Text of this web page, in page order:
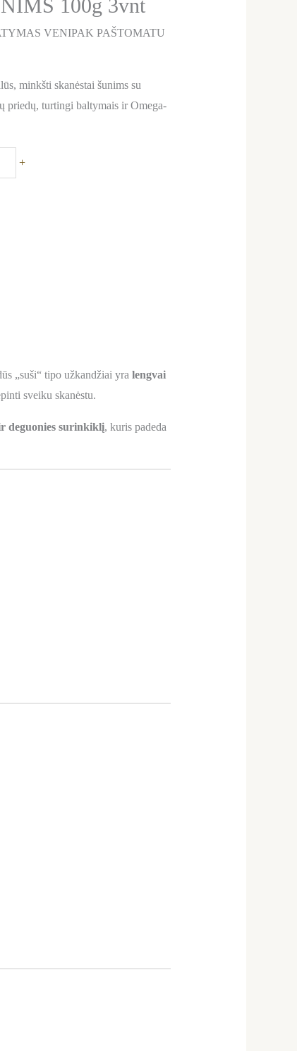
100g 3vnt
VENIPAK PAŠTOMATU
minkšti skanėstai šunims su
priedų, turtingi baltymais ir Omega-
+
„suši“ tipo užkandžiai yra lengvai
sveiku skanėstu.
deguonies surinkiklį, kuris padeda